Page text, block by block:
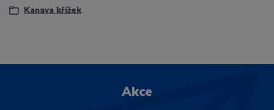
Kanava křížek
Akce